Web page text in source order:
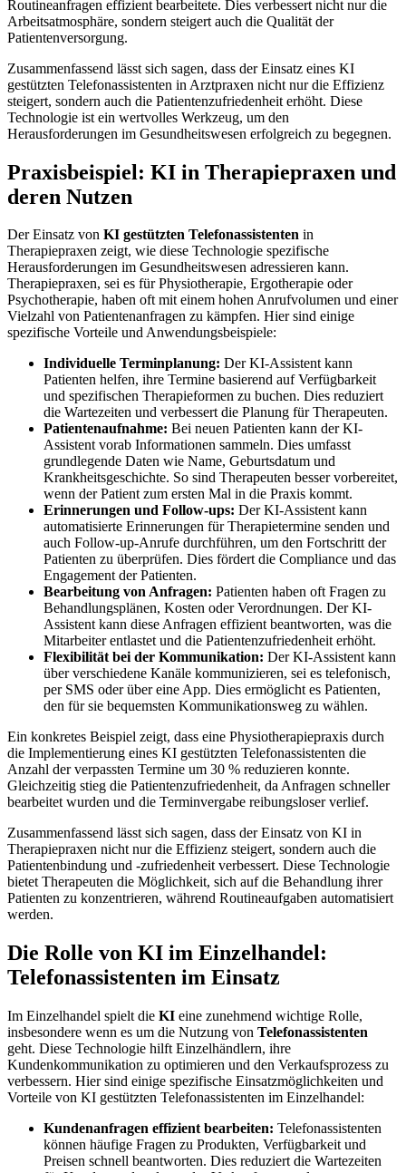
Routineanfragen effizient bearbeitete. Dies verbessert nicht nur die
Arbeitsatmosphäre, sondern steigert auch die Qualität der
Patientenversorgung.
Zusammenfassend lässt sich sagen, dass der Einsatz eines KI
gestützten Telefonassistenten in Arztpraxen nicht nur die Effizienz
steigert, sondern auch die Patientenzufriedenheit erhöht. Diese
Technologie ist ein wertvolles Werkzeug, um den
Herausforderungen im Gesundheitswesen erfolgreich zu begegnen.
Praxisbeispiel: KI in Therapiepraxen und
deren Nutzen
Der Einsatz von KI gestützten Telefonassistenten in
Therapiepraxen zeigt, wie diese Technologie spezifische
Herausforderungen im Gesundheitswesen adressieren kann.
Therapiepraxen, sei es für Physiotherapie, Ergotherapie oder
Psychotherapie, haben oft mit einem hohen Anrufvolumen und einer
Vielzahl von Patientenanfragen zu kämpfen. Hier sind einige
spezifische Vorteile und Anwendungsbeispiele:
Individuelle Terminplanung: Der KI-Assistent kann
Patienten helfen, ihre Termine basierend auf Verfügbarkeit
und spezifischen Therapieformen zu buchen. Dies reduziert
die Wartezeiten und verbessert die Planung für Therapeuten.
Patientenaufnahme: Bei neuen Patienten kann der KI-
Assistent vorab Informationen sammeln. Dies umfasst
grundlegende Daten wie Name, Geburtsdatum und
Krankheitsgeschichte. So sind Therapeuten besser vorbereitet,
wenn der Patient zum ersten Mal in die Praxis kommt.
Erinnerungen und Follow-ups: Der KI-Assistent kann
automatisierte Erinnerungen für Therapietermine senden und
auch Follow-up-Anrufe durchführen, um den Fortschritt der
Patienten zu überprüfen. Dies fördert die Compliance und das
Engagement der Patienten.
Bearbeitung von Anfragen: Patienten haben oft Fragen zu
Behandlungsplänen, Kosten oder Verordnungen. Der KI-
Assistent kann diese Anfragen effizient beantworten, was die
Mitarbeiter entlastet und die Patientenzufriedenheit erhöht.
Flexibilität bei der Kommunikation: Der KI-Assistent kann
über verschiedene Kanäle kommunizieren, sei es telefonisch,
per SMS oder über eine App. Dies ermöglicht es Patienten,
den für sie bequemsten Kommunikationsweg zu wählen.
Ein konkretes Beispiel zeigt, dass eine Physiotherapiepraxis durch
die Implementierung eines KI gestützten Telefonassistenten die
Anzahl der verpassten Termine um 30 % reduzieren konnte.
Gleichzeitig stieg die Patientenzufriedenheit, da Anfragen schneller
bearbeitet wurden und die Terminvergabe reibungsloser verlief.
Zusammenfassend lässt sich sagen, dass der Einsatz von KI in
Therapiepraxen nicht nur die Effizienz steigert, sondern auch die
Patientenbindung und -zufriedenheit verbessert. Diese Technologie
bietet Therapeuten die Möglichkeit, sich auf die Behandlung ihrer
Patienten zu konzentrieren, während Routineaufgaben automatisiert
werden.
Die Rolle von KI im Einzelhandel:
Telefonassistenten im Einsatz
Im Einzelhandel spielt die KI eine zunehmend wichtige Rolle,
insbesondere wenn es um die Nutzung von Telefonassistenten
geht. Diese Technologie hilft Einzelhändlern, ihre
Kundenkommunikation zu optimieren und den Verkaufsprozess zu
verbessern. Hier sind einige spezifische Einsatzmöglichkeiten und
Vorteile von KI gestützten Telefonassistenten im Einzelhandel:
Kundenanfragen effizient bearbeiten: Telefonassistenten
können häufige Fragen zu Produkten, Verfügbarkeit und
Preisen schnell beantworten. Dies reduziert die Wartezeiten